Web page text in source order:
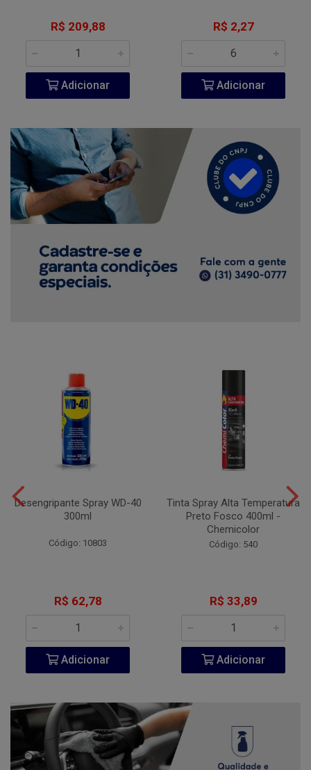
R$ 209,88
Adicionar
R$ 2,27
Adicionar
Desengripante Spray WD-40
300ml
Código: 10803
R$ 62,78
Adicionar
Tinta Spray Alta Temperatura
Preto Fosco 400ml -
Chemicolor
Código: 540
R$ 33,89
Adicionar